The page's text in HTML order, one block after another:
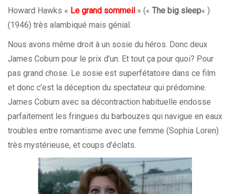
Howard Hawks « Le grand sommeil » (« The big sleep« )
(1946) très alambiqué mais génial.
Nous avons même droit à un sosie du héros. Donc deux
James Coburn pour le prix d’un. Et tout ça pour quoi? Pour
pas grand chose. Le sosie est superfétatoire dans ce film
et donc c’est la déception du spectateur qui prédomine.
James Coburn avec sa décontraction habituelle endosse
parfaitement les fringues du barbouzes qui navigue en eaux
troubles entre romantisme avec une femme (Sophia Loren)
très mystérieuse, et coups d’éclats.